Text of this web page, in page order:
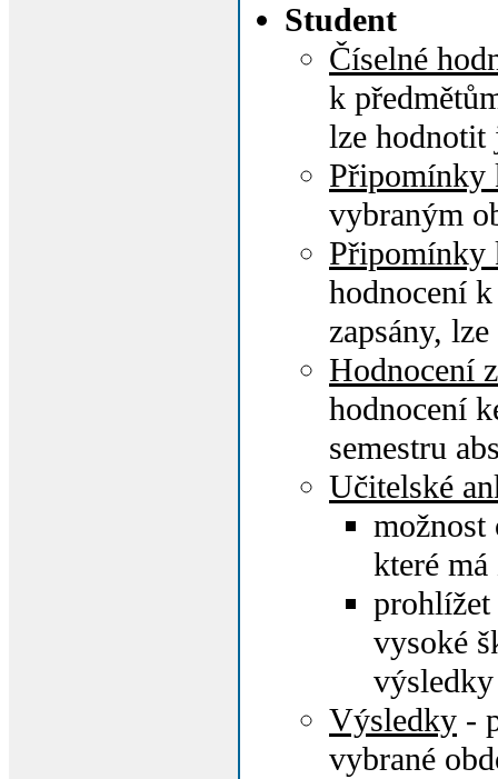
Student
Číselné
k
lze hodnotit
Připomínky
vybraným
Připomínky
hodnocení
zapsány,
Hodnocení
hodnocení
semestru
Učitelské
možnost
které má
prohlížet
vysoké
Výsledky -
vybrané